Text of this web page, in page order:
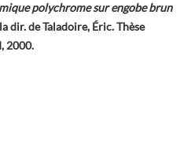
polychrome sur engobe brun
dir. de Taladoire, Éric. Thèse
2000.